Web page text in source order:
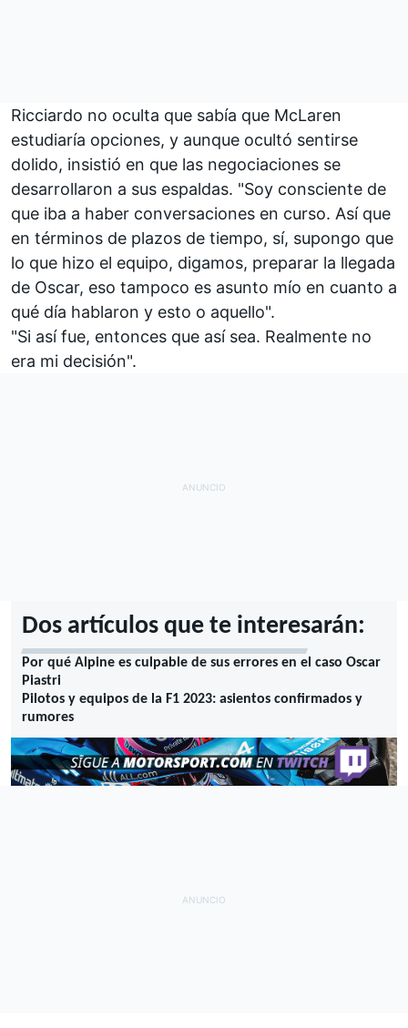
Ricciardo no oculta que sabía que McLaren
estudiaría opciones, y aunque ocultó sentirse
dolido, insistió en que las negociaciones se
desarrollaron a sus espaldas. "Soy consciente de
que iba a haber conversaciones en curso. Así que
en términos de plazos de tiempo, sí, supongo que
lo que hizo el equipo, digamos, preparar la llegada
de Oscar, eso tampoco es asunto mío en cuanto a
qué día hablaron y esto o aquello".
"Si así fue, entonces que así sea. Realmente no
era mi decisión".
Dos artículos que te interesarán:
Por qué Alpine es culpable de sus errores en el caso Oscar
Piastri
Pilotos y equipos de la F1 2023: asientos confirmados y
rumores